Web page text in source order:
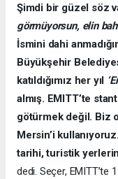
Şimdi bir güzel söz
görmüyorsun, elin
İsmini dahi
Büyükşehir
katıldığımız her yıl
almış. EMITT’te
götürmek değil. Biz
Mersin’i
tarihi, turistik
dedi. Seçer, EMITT’te